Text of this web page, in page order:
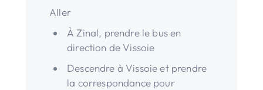
Aller
À Zinal, prendre le bus en
direction de Vissoie
Descendre à Vissoie et prendre
la correspondance pour